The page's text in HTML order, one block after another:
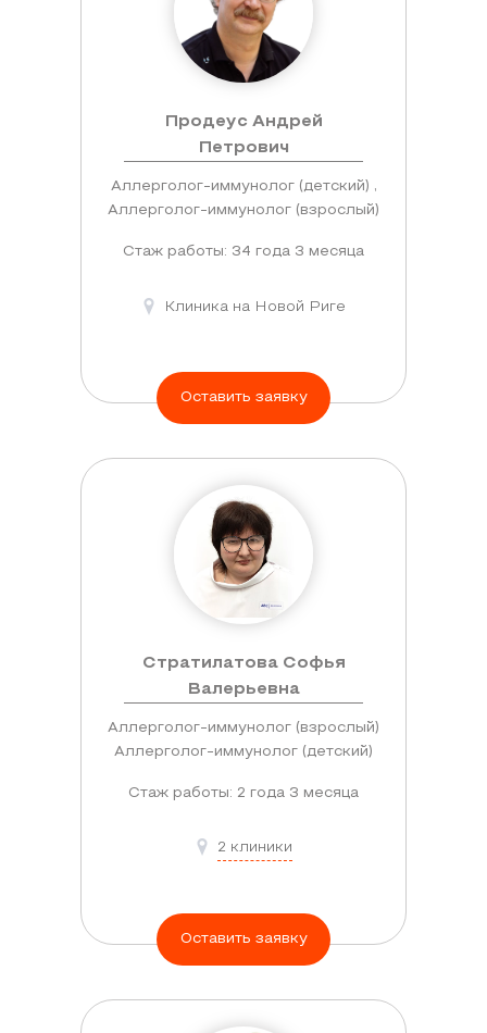
Продеус Андрей
Петрович
Аллерголог-иммунолог (детский) ,
Аллерголог-иммунолог (взрослый)
Стаж работы: 34 года 3 месяца
Клиника на Новой Риге
Оставить заявку
Стратилатова Софья
Валерьевна
Аллерголог-иммунолог (взрослый)
Аллерголог-иммунолог (детский)
Стаж работы: 2 года 3 месяца
2 клиники
Оставить заявку